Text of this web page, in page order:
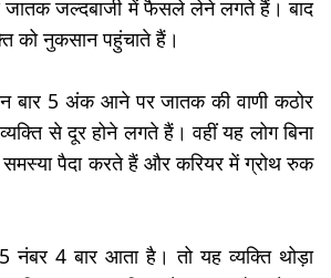
जातक जल्दबाजी में फैसले लेने लगते हैं। बाद
को नुकसान पहुंचाते हैं।
बार 5 अंक आने पर जातक की वाणी कठोर
से दूर होने लगते हैं। वहीं यह लोग बिना
पैदा करते हैं और करियर में ग्रोथ रुक
नंबर 4 बार आता है। तो यह व्यक्ति थोड़ा